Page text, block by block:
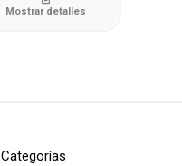
Mostrar detalles
Categorías